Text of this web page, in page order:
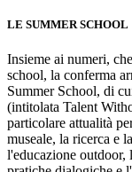
LE SUMMER SCHOOL
Insieme ai numeri,
school, la conferma
Summer School, di
(intitolata Talent
particolare attualità
museale, la ricerca e
l'educazione outdoor,